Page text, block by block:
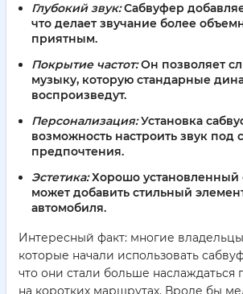
Глубокий звук:Сабвуфер
что делает звучание более
приятным.
Покрытие частот:Он позволяет
музыку, которую стандарные
воспроизведут.
Персонализация:Установка
возможность настроить звук под
предпочтения.
Эстетика:Хорошо установленный
может добавить стильный
автомобиля.
Интересный факт: многие
которые начали использовать
что они стали больше наслаждаться
на коротких маршрутах. Вроде бы